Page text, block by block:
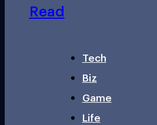
Read
Tech
Biz
Game
Life